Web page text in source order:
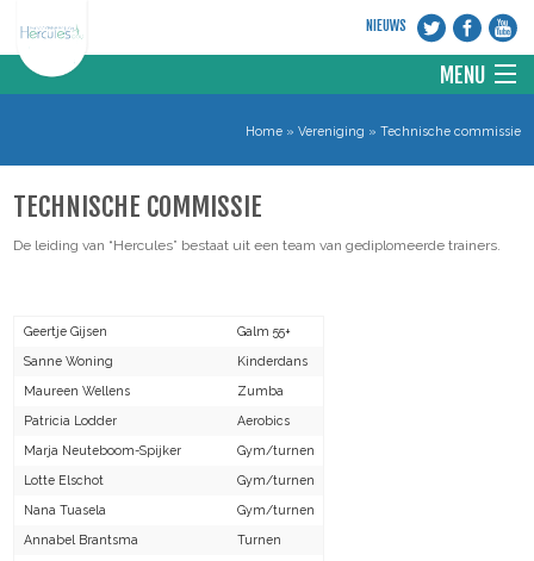
NIEUWS
MENU
HOME
Home» Vereniging » Technische commissie
TECHNISCHE COMMISSIE
De leiding van “Hercules” bestaat uit een team van gediplomeerde trainers.
Geertje Gijsen Galm 55+
Sanne Woning Kinderdans
Maureen Wellens Zumba
Patricia Lodder Aerobics
Marja Neuteboom-Spijker Gym/turnen
Lotte Elschot Gym/turnen
Nana Tuasela Gym/turnen
Annabel Brantsma Turnen